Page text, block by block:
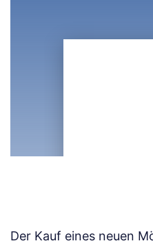
Der Kauf eines neuen